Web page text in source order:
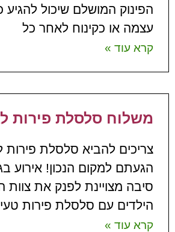
הפינוק המושלם שיכול להגיע
עצמה או כקינוח לאחר כל
קרא עוד »
משלוח סלסלת פירות
צריכים להביא סלסלת פירות
הגעתם למקום הנכון! אירוע
סיבה מצויינת לפנק את צוות
הילדים עם סלסלת פירות
קרא עוד »